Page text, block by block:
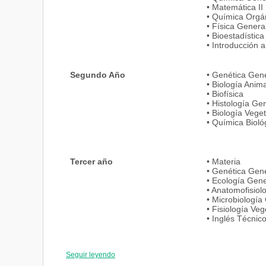
• Matemática II
• Química
• Física
•
• Introducción
Segundo Año
• Genética
• Biología
• Biofísica
• Histología
• Biología
• Química
Tercer año
• Materia
• Genética
• Ecología
•
• Microbiología
• Fisiología
• Inglés Técnico
Cuarto Año
Seguir leyendo